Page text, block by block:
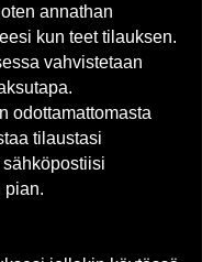
annathan
kun teet tilauksen.
vahvistetaan
odottamattomasta
tilaustasi
pian.